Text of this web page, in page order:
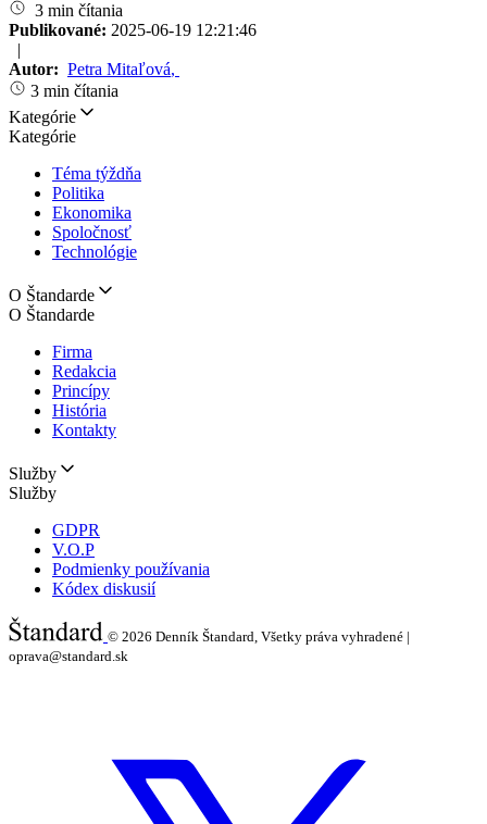
3 min čítania
Publikované: 2025-06-19 12:21:46
|
Autor: Petra Mitaľová,
3 min čítania
Kategórie
Kategórie
Téma týždňa
Politika
Ekonomika
Spoločnosť
Technológie
O Štandarde
O Štandarde
Firma
Redakcia
Princípy
História
Kontakty
Služby
Služby
GDPR
V.O.P
Podmienky používania
Kódex diskusií
© 2026 Denník Štandard, Všetky práva vyhradené |
oprava@standard.sk